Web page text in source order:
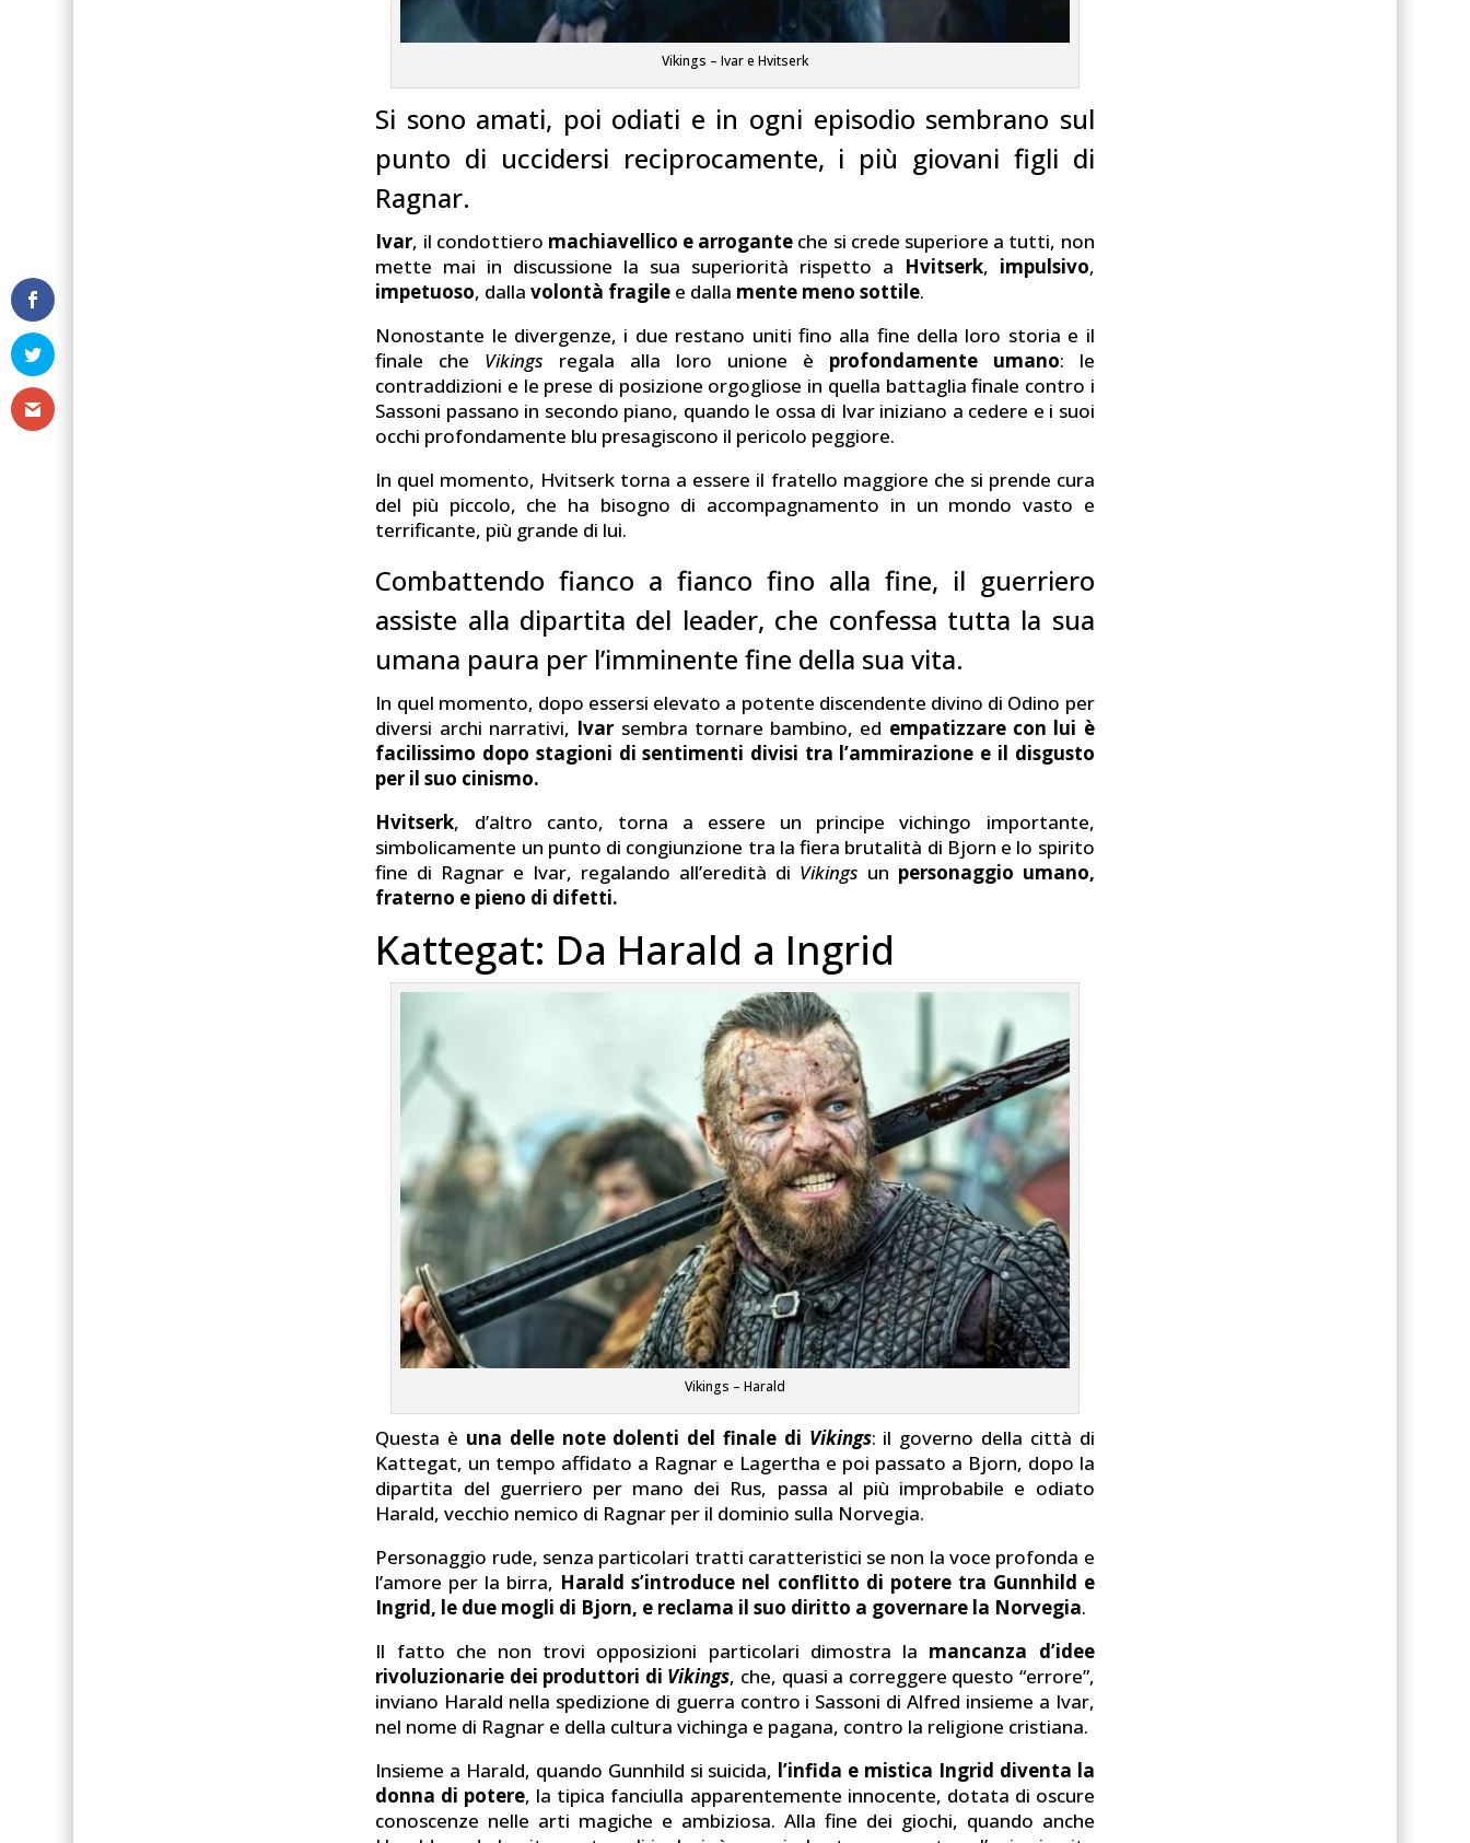
Vikings – Ivar e Hvitserk
Si sono amati, poi odiati e in ogni episodio sembrano sul
punto di uccidersi reciprocamente, i più giovani figli di
Ragnar.
Ivar, il condottiero machiavellico e arrogante che si crede superiore a tutti, non
mette mai in discussione la sua superiorità rispetto a Hvitserk, impulsivo,
impetuoso, dallavolontà fragile e dalla mente meno sottile.
Nonostante le divergenze, i due restano uniti fino alla fine della loro storia e il
finale che Vikings regala alla loro unione è profondamente umano: le
contraddizioni e le prese di posizione orgogliose in quella battaglia finale contro i
Sassoni passano in secondo piano, quando le ossa di Ivar iniziano a cedere e i suoi
occhi profondamente blu presagiscono il pericolo peggiore.
In quel momento, Hvitserk torna a essere il fratello maggiore che si prende cura
del più piccolo, che ha bisogno di accompagnamento in un mondo vasto e
terrificante, più grande di lui.
Combattendo fianco a fianco fino alla fine, il guerriero
assiste alla dipartita del leader, che confessa tutta la sua
umana paura per l’imminente fine della sua vita.
In quel momento, dopo essersi elevato a potente discendente divino di Odino per
diversi archi narrativi, Ivar sembra tornare bambino, ed empatizzare con lui è
facilissimo dopo stagioni di sentimenti divisi tra l’ammirazione e il disgusto
per il suo cinismo.
Hvitserk, d’altro canto, torna a essere un principe vichingo importante,
simbolicamente un punto di congiunzione tra la fiera brutalità di Bjorn e lo spirito
fine di Ragnar e Ivar, regalando all’eredità di Vikings un personaggio umano,
fraterno e pieno di difetti.
Kattegat: Da Harald a Ingrid
Vikings – Harald
Questa è una delle note dolenti del finale di Vikings: il governo della città di
Kattegat, un tempo affidato a Ragnar e Lagertha e poi passato a Bjorn, dopo la
dipartita del guerriero per mano dei Rus, passa al più improbabile e odiato
Harald, vecchio nemico di Ragnar per il dominio sulla Norvegia.
Personaggio rude, senza particolari tratti caratteristici se non la voce profonda e
l’amore per la birra, Harald s’introduce nel conflitto di potere tra Gunnhild e
Ingrid, le due mogli di Bjorn, e reclama il suo diritto a governare la Norvegia.
Il fatto che non trovi opposizioni particolari dimostra la mancanza d’idee
rivoluzionarie dei produttori di Vikings, che, quasi a correggere questo “errore”,
inviano Harald nella spedizione di guerra contro i Sassoni di Alfred insieme a Ivar,
nel nome di Ragnar e della cultura vichinga e pagana, contro la religione cristiana.
Insieme a Harald, quando Gunnhild si suicida, l’infida e mistica Ingrid diventa la
donna di potere, la tipica fanciulla apparentemente innocente, dotata di oscure
conoscenze nelle arti magiche e ambiziosa. Alla fine dei giochi, quando anche